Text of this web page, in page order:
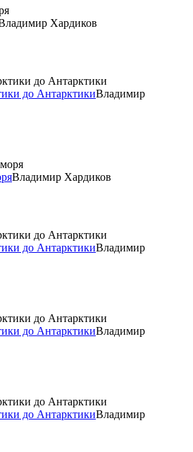
Хардиков
до АнтарктикиВладимир
Владимир Хардиков
до АнтарктикиВладимир
до АнтарктикиВладимир
до АнтарктикиВладимир